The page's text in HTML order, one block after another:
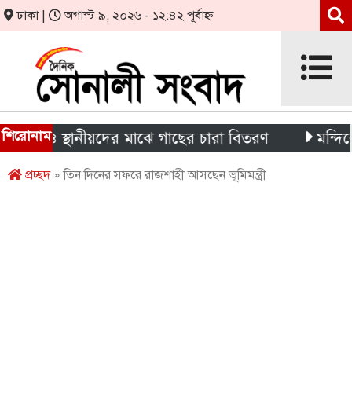
ঢাকা | অগাস্ট ৯, ২০২৬ - ১২:৪২ পূর্বাহ্ন
শিরোনাম
ও স্থানীয়দের মাঝে গাছের চারা বিতরণ মন্দিরের
প্রচ্ছদ» তিন দিনের সফরে রাজশাহী আসছেন ভূমিমন্ত্রী